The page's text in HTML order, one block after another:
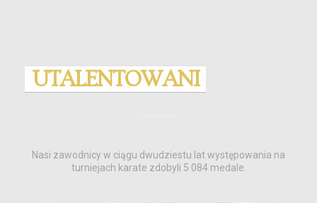
UTALENTOWANI
Nasi zawodnicy w ciągu dwudziestu lat występowania na
turniejach karate zdobyli 5 084 medale.